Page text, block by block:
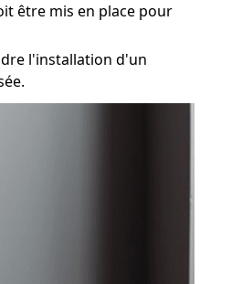
être mis en place pour
l'installation d'un